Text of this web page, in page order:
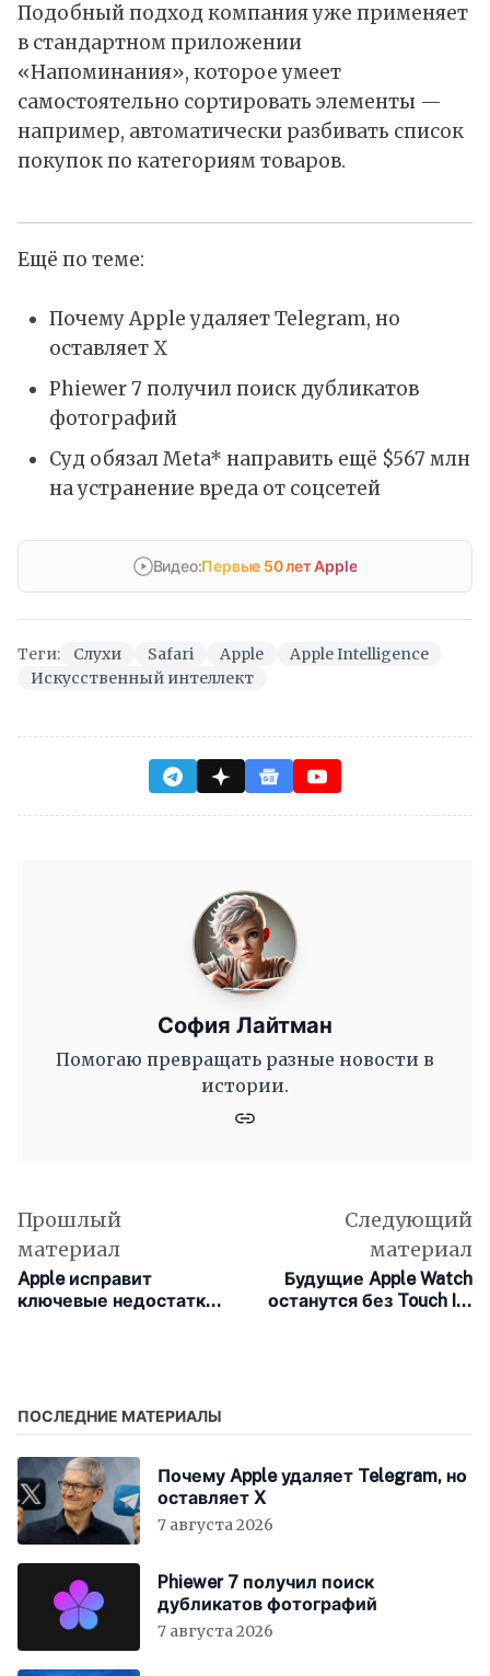
Подобный подход компания уже применяет
в стандартном приложении
«Напоминания», которое умеет
самостоятельно сортировать элементы —
например, автоматически разбивать список
покупок по категориям товаров.
Ещё по теме:
Почему Apple удаляет Telegram, но
оставляет X
Phiewer 7 получил поиск дубликатов
фотографий
Суд обязал Meta* направить ещё $567 млн
на устранение вреда от соцсетей
Видео:Первые 50 лет Apple
Теги: Слухи Safari Apple
Apple Intelligence
Искусственный интеллект
София Лайтман
Помогаю превращать разные новости в
истории.
Прошлый
материал
Apple исправит
ключевые недостатки
Следующий
материал
Будущие Apple Watch
останутся без Touch ID:
ПОСЛЕДНИЕ МАТЕРИАЛЫ
Почему Apple удаляет Telegram, но
оставляет X
7 августа 2026
Phiewer 7 получил поиск
дубликатов фотографий
7 августа 2026